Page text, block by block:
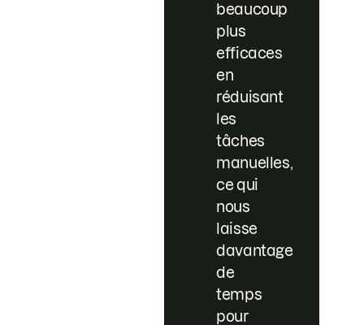
beaucoup
plus
efficaces
en
réduisant
les
tâches
manuelles,
ce qui
nous
laisse
davantage
de
temps
pour